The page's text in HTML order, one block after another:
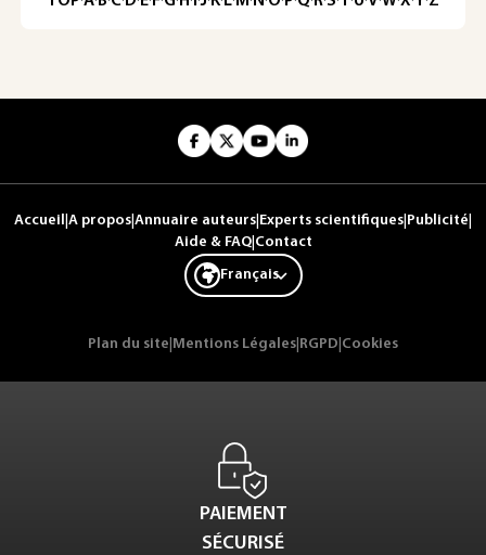
Accueil A propos Annuaire auteurs Experts scientifiques Publicité
Aide & FAQ| Contact
Français
Plan du site Mentions Légales RGPD Cookies
PAIEMENT
SÉCURISÉ